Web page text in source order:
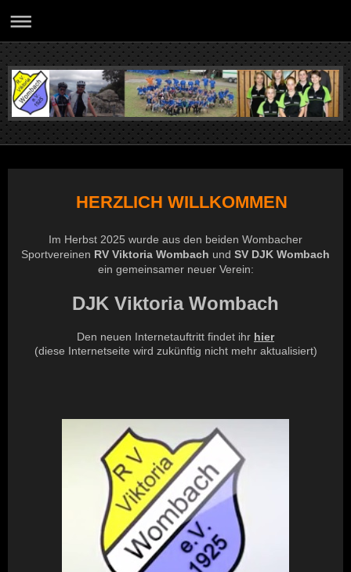
HERZLICH WILLKOMMEN
Im Herbst 2025 wurde aus den beiden Wombacher
Sportvereinen RV Viktoria Wombach und SV DJK Wombach
ein gemeinsamer neuer Verein:
DJK Viktoria Wombach
Den neuen Internetauftritt findet ihr hier
(diese Internetseite wird zukünftig nicht mehr aktualisiert)